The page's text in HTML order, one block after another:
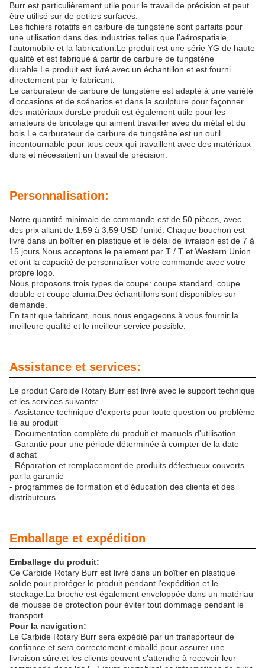
Burr est particulièrement utile pour le travail de précision et peut
être utilisé sur de petites surfaces.
Les fichiers rotatifs en carbure de tungstène sont parfaits pour
une utilisation dans des industries telles que l'aérospatiale,
l'automobile et la fabrication.Le produit est une série YG de haute
qualité et est fabriqué à partir de carbure de tungstène
durable.Le produit est livré avec un échantillon et est fourni
directement par le fabricant.
Le carburateur de carbure de tungstène est adapté à une variété
d'occasions et de scénarios.et dans la sculpture pour façonner
des matériaux dursLe produit est également utile pour les
amateurs de bricolage qui aiment travailler avec du métal et du
bois.Le carburateur de carbure de tungstène est un outil
incontournable pour tous ceux qui travaillent avec des matériaux
durs et nécessitent un travail de précision.
Personnalisation:
Notre quantité minimale de commande est de 50 pièces, avec
des prix allant de 1,59 à 3,59 USD l'unité. Chaque bouchon est
livré dans un boîtier en plastique et le délai de livraison est de 7 à
15 jours.Nous acceptons le paiement par T / T et Western Union
et ont la capacité de personnaliser votre commande avec votre
propre logo.
Nous proposons trois types de coupe: coupe standard, coupe
double et coupe aluma.Des échantillons sont disponibles sur
demande.
En tant que fabricant, nous nous engageons à vous fournir la
meilleure qualité et le meilleur service possible.
Assistance et services:
Le produit Carbide Rotary Burr est livré avec le support technique
et les services suivants:
- Assistance technique d'experts pour toute question ou problème
lié au produit
- Documentation complète du produit et manuels d'utilisation
- Garantie pour une période déterminée à compter de la date
d'achat
- Réparation et remplacement de produits défectueux couverts
par la garantie
- programmes de formation et d'éducation des clients et des
distributeurs
Emballage et expédition
Emballage du produit:
Ce Carbide Rotary Burr est livré dans un boîtier en plastique
solide pour protéger le produit pendant l'expédition et le
stockage.La broche est également enveloppée dans un matériau
de mousse de protection pour éviter tout dommage pendant le
transport.
Pour la navigation:
Le Carbide Rotary Burr sera expédié par un transporteur de
confiance et sera correctement emballé pour assurer une
livraison sûre.et les clients peuvent s'attendre à recevoir leur